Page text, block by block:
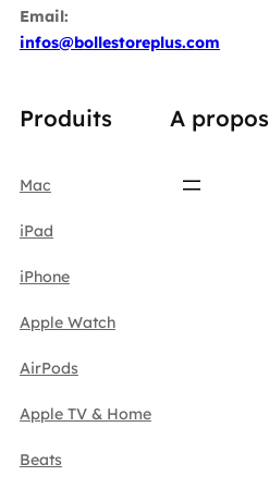
Email:
infos@bollestoreplus.com
Produits
Mac
iPad
iPhone
Apple Watch
AirPods
Apple TV & Home
Beats
A propos